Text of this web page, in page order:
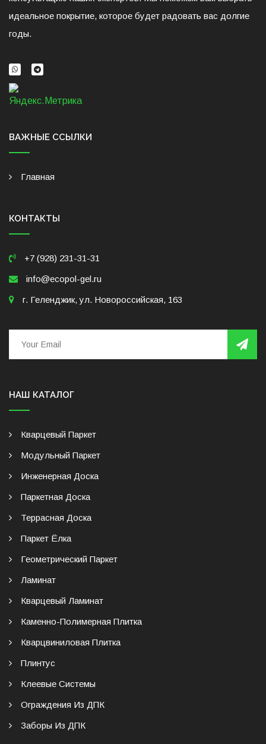
идеальное покрытие, которое будет радовать вас долгие
годы.
ВАЖНЫЕ ССЫЛКИ
Главная
КОНТАКТЫ
+7 (928) 231-31-31
info@ecopol-gel.ru
г. Геленджик, ул. Новороссийская, 163
НАШ КАТАЛОГ
Кварцевый Паркет
Модульный Паркет
Инженерная Доска
Паркетная Доска
Террасная Доска
Паркет Ёлка
Геометрический Паркет
Ламинат
Кварцевый Ламинат
Каменно-Полимерная Плитка
Кварцвиниловая Плитка
Плинтус
Клеевые Системы
Ограждения Из ДПК
Заборы Из ДПК